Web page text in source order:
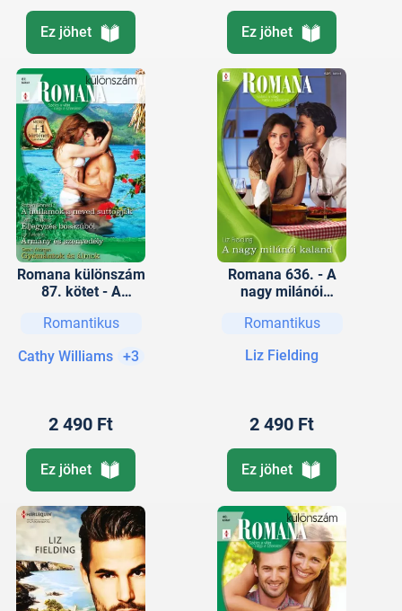
Ez jöhet Ez jöhet
Romana különszám
87. kötet - A
suttogják, Eljegyzés
és szenvedély,
Romantikus
Cathy Williams
+3
2 490 Ft
Ez jöhet
Romana 636. - A
nagy milánói
Romantikus
Liz Fielding
2 490 Ft
Ez jöhet